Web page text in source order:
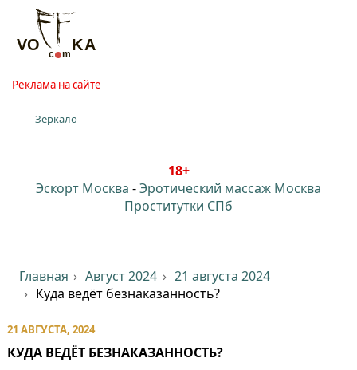
Реклама на сайте
Зеркало
18+
Эскорт Москва -Эротический массаж Москва
Проститутки СПб
Главная Август 2024
21 августа 2024
Куда ведёт безнаказанность?
21 АВГУСТА, 2024
КУДА ВЕДЁТ БЕЗНАКАЗАННОСТЬ?